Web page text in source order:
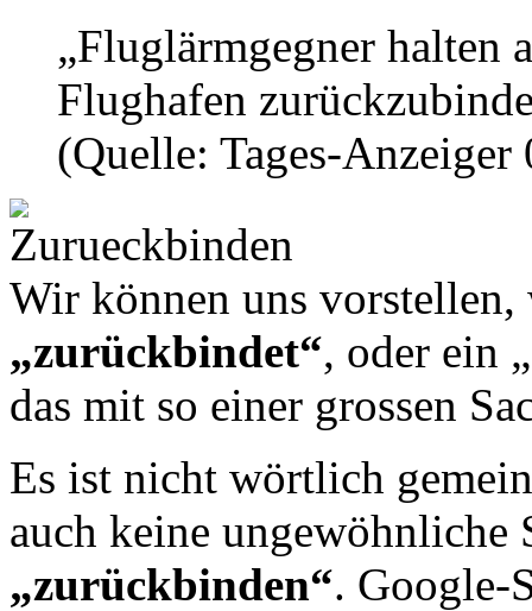
„Fluglärmgegner halten
Flughafen
(Quelle: Tages-Anzeiger
Wir können uns
„zurückbindet“, oder ein
das mit so einer grossen
Es ist nicht wörtlich
auch keine ungewöhnliche
„zurückbinden“. Google-